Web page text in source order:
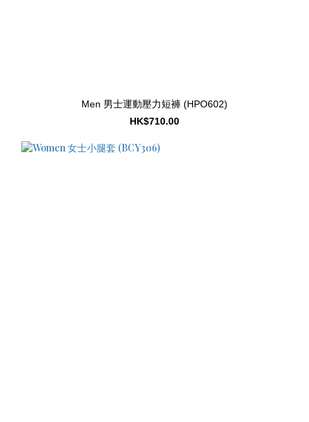
Men 男士運動壓力短褲 (HPO602)
HK$710.00